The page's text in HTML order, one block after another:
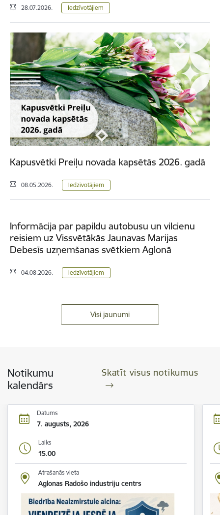
28.07.2026. Iedzīvotājiem
Kapusvētki Preiļu novada kapsētās 2026. gadā
08.05.2026. Iedzīvotājiem
Informācija par papildu autobusu un vilcienu
reisiem uz Vissvētākās Jaunavas Marijas
Debesīs uzņemšanas svētkiem Aglonā
04.08.2026. Iedzīvotājiem
Visi jaunumi
Notikumu
kalendārs
Skatīt visus notikumus
Datums
7. augusts, 2026
Laiks
15.00
Atrašanās vieta
Aglonas Radošo industriju centrs